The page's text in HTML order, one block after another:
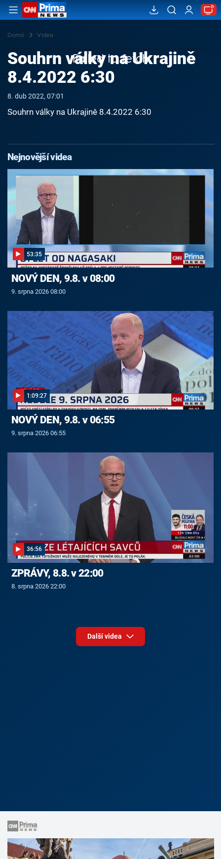
Domů Videa
Failed to fetch
Souhrn války na Ukrajině
8.4.2022 6:30
8. dub 2022, 07:01
Souhrn války na Ukrajině 8.4.2022 6:30
Nejnovější videa
53:35
NOVÝ DEN, 9.8. v 08:00
9. srpna 2026 08:00
1:09:27
NOVÝ DEN, 9.8. v 06:55
9. srpna 2026 06:55
36:56
ZPRÁVY, 8.8. v 22:00
8. srpna 2026 22:00
Další videa